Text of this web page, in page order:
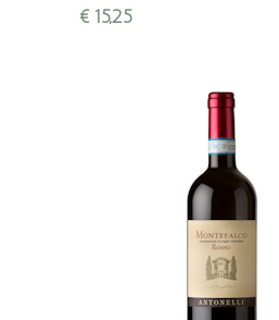
Syrah. Het warme klimaat
€ 15,25